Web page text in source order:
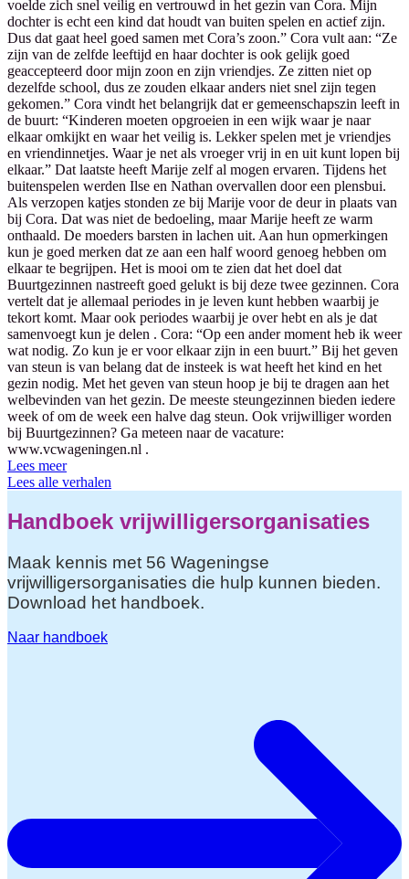
voelde zich snel veilig en vertrouwd in het gezin van Cora. Mijn
dochter is echt een kind dat houdt van buiten spelen en actief zijn.
Dus dat gaat heel goed samen met Cora’s zoon.” Cora vult aan: “Ze
zijn van de zelfde leeftijd en haar dochter is ook gelijk goed
geaccepteerd door mijn zoon en zijn vriendjes. Ze zitten niet op
dezelfde school, dus ze zouden elkaar anders niet snel zijn tegen
gekomen.” Cora vindt het belangrijk dat er gemeenschapszin leeft in
de buurt: “Kinderen moeten opgroeien in een wijk waar je naar
elkaar omkijkt en waar het veilig is. Lekker spelen met je vriendjes
en vriendinnetjes. Waar je net als vroeger vrij in en uit kunt lopen bij
elkaar.” Dat laatste heeft Marije zelf al mogen ervaren. Tijdens het
buitenspelen werden Ilse en Nathan overvallen door een plensbui.
Als verzopen katjes stonden ze bij Marije voor de deur in plaats van
bij Cora. Dat was niet de bedoeling, maar Marije heeft ze warm
onthaald. De moeders barsten in lachen uit. Aan hun opmerkingen
kun je goed merken dat ze aan een half woord genoeg hebben om
elkaar te begrijpen. Het is mooi om te zien dat het doel dat
Buurtgezinnen nastreeft goed gelukt is bij deze twee gezinnen. Cora
vertelt dat je allemaal periodes in je leven kunt hebben waarbij je
tekort komt. Maar ook periodes waarbij je over hebt en als je dat
samenvoegt kun je delen . Cora: “Op een ander moment heb ik weer
wat nodig. Zo kun je er voor elkaar zijn in een buurt.” Bij het geven
van steun is van belang dat de insteek is wat heeft het kind en het
gezin nodig. Met het geven van steun hoop je bij te dragen aan het
welbevinden van het gezin. De meeste steungezinnen bieden iedere
week of om de week een halve dag steun. Ook vrijwilliger worden
bij Buurtgezinnen? Ga meteen naar de vacature:
www.vcwageningen.nl .
Lees meer
Lees alle verhalen
Handboek vrijwilligersorganisaties
Maak kennis met 56 Wageningse
vrijwilligersorganisaties die hulp kunnen bieden.
Download het handboek.
Naar handboek